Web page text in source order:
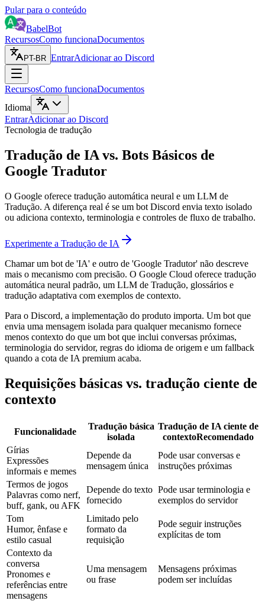
Pular para o conteúdo
BabelBot
RecursosComo funcionaDocumentos
PT-BR EntrarAdicionar ao Discord
RecursosComo funcionaDocumentos
Idioma
EntrarAdicionar ao Discord
Tecnologia de tradução
Tradução de IA vs. Bots Básicos de
Google Tradutor
O Google oferece tradução automática neural e um LLM de
Tradução. A diferença real é se um bot Discord envia texto isolado
ou adiciona contexto, terminologia e controles de fluxo de trabalho.
Experimente a Tradução de IA
Chamar um bot de 'IA' e outro de 'Google Tradutor' não descreve
mais o mecanismo com precisão. O Google Cloud oferece tradução
automática neural padrão, um LLM de Tradução, glossários e
tradução adaptativa com exemplos de contexto.
Para o Discord, a implementação do produto importa. Um bot que
envia uma mensagem isolada para qualquer mecanismo fornece
menos contexto do que um bot que inclui conversas próximas,
terminologia do servidor, regras do idioma de origem e um fallback
quando a cota de IA premium acaba.
Requisições básicas vs. tradução ciente de
contexto
Funcionalidade
Tradução básica
isolada
Tradução de IA ciente de
contextoRecomendado
Gírias
Expressões
informais e memes
Depende da
mensagem única
Pode usar conversas e
instruções próximas
Termos de jogos
Palavras como nerf,
buff, gank, ou AFK
Depende do texto
fornecido
Pode usar terminologia e
exemplos do servidor
Tom
Humor, ênfase e
estilo casual
Limitado pelo
formato da
requisição
Pode seguir instruções
explícitas de tom
Contexto da
conversa
Pronomes e
referências entre
mensagens
Uma mensagem
ou frase
Mensagens próximas
podem ser incluídas